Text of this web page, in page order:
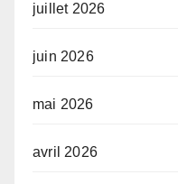
juillet 2026
juin 2026
mai 2026
avril 2026